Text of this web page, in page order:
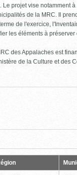
Le projet vise notamment
de la MRC. Il
de l'exercice,
les éléments à préserver
des Appalaches est
de la Culture et des